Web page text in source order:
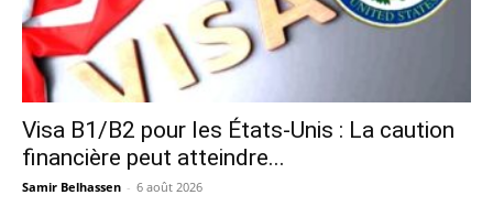
Visa B1/B2 pour les États-Unis : La caution
financière peut atteindre...
Samir Belhassen - 6 août 2026